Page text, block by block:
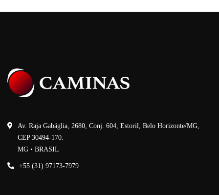
Av. Raja Gabáglia, 2680, Conj. 604, Estoril, Belo Horizonte/MG,
CEP 30494-170.
MG • BRASIL
+55 (31) 97173-7979